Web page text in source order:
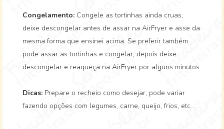
Congelamento: Congele as tortinhas ainda cruas,
deixe descongelar antes de assar na AirFryer e asse da
mesma forma que ensinei acima. Se preferir também
pode assar as tortinhas e congelar, depois deixe
descongelar e reaqueça na AirFryer por alguns minutos.
Dicas: Prepare o recheio como desejar, pode variar
fazendo opções com legumes, carne, queijo, frios, etc...